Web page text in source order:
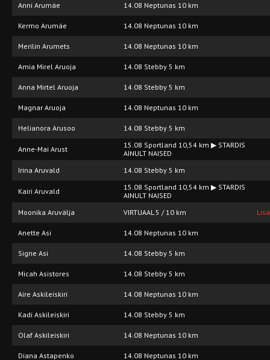
Anni Arumäe 14.08 Neptunas 10 km
Kermo Arumäe 14.08 Neptunas 10 km
Merilin Arumets 14.08 Neptunas 10 km
Amia Mirel Aruoja 14.08 Stebby 5 km
Anna Mirtel Aruoja 14.08 Stebby 5 km
Magnar Aruoja 14.08 Neptunas 10 km
Helianora Arusoo 14.08 Stebby 5 km
Anne-Mai Arust
15.08 Sportland 10,54 km ▶ STARDIS
AINULT NAISED
Irina Aruvald
14.08 Stebby 5 km
Kairi Aruvald
15.08 Sportland 10,54 km ▶ STARDIS
AINULT NAISED
Moonika Aruvälja
VIRTUAAL 5 / 10 km
Anette Asi 14.08 Neptunas 10 km
Signe Asi 14.08 Stebby 5 km
Micah Asistores 14.08 Stebby 5 km
Aire Askileiskiri 14.08 Neptunas 10 km
Kadi Askileiskiri 14.08 Stebby 5 km
Olaf Askileiskiri 14.08 Neptunas 10 km
Diana Astapenko 14.08 Neptunas 10 km